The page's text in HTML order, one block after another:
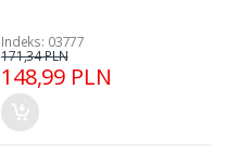
Indeks: 03777
148,99 PLN
171,34 PLN